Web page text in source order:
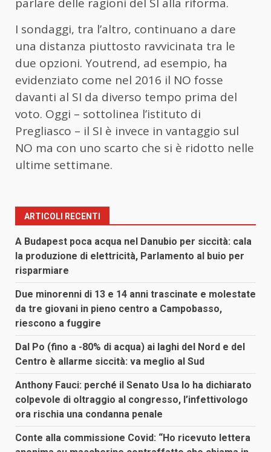
parlare delle ragioni del SI alla riforma.
I sondaggi, tra l’altro, continuano a dare
una distanza piuttosto ravvicinata tra le
due opzioni. Youtrend, ad esempio, ha
evidenziato come nel 2016 il NO fosse
davanti al SI da diverso tempo prima del
voto. Oggi – sottolinea l’istituto di
Pregliasco – il SI è invece in vantaggio sul
NO ma con uno scarto che si è ridotto nelle
ultime settimane.
ARTICOLI RECENTI
A Budapest poca acqua nel Danubio per siccità: cala
la produzione di elettricità, Parlamento al buio per
risparmiare
Due minorenni di 13 e 14 anni trascinate e molestate
da tre giovani in pieno centro a Campobasso,
riescono a fuggire
Dal Po (fino a -80% di acqua) ai laghi del Nord e del
Centro è allarme siccità: va meglio al Sud
Anthony Fauci: perché il Senato Usa lo ha dichiarato
colpevole di oltraggio al congresso, l’infettivologo
ora rischia una condanna penale
Conte alla commissione Covid: “Ho ricevuto lettera